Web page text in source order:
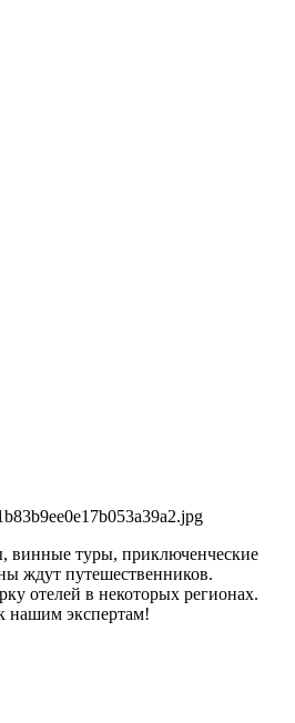
винные туры, приключенческие
ждут путешественников.
отелей в некоторых регионах.
нашим экспертам!